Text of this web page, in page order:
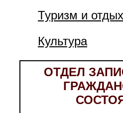
Туризм и отдых
Культура
ОТДЕЛ